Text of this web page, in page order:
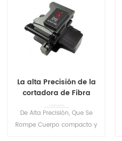
de la red de fibra óptica.
La alta Precisión de la
cortadora de Fibra
óptica D12
De Alta Precisión, Que Se
Rompe Cuerpo compacto y